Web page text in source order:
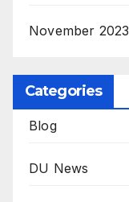
November 2023
Categories
Blog
DU News